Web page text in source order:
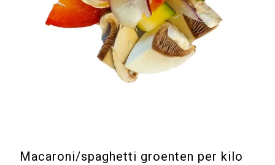
Macaroni/spaghetti groenten per kilo